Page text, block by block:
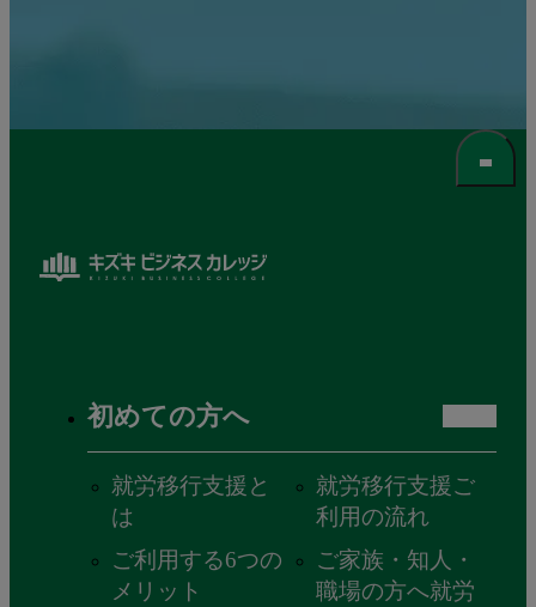
初めての方へ
就労移行支援と
は
ご利用する6つの
メリット
就労移行支援ご
利用の流れ
ご家族・知人・
職場の方へ就労